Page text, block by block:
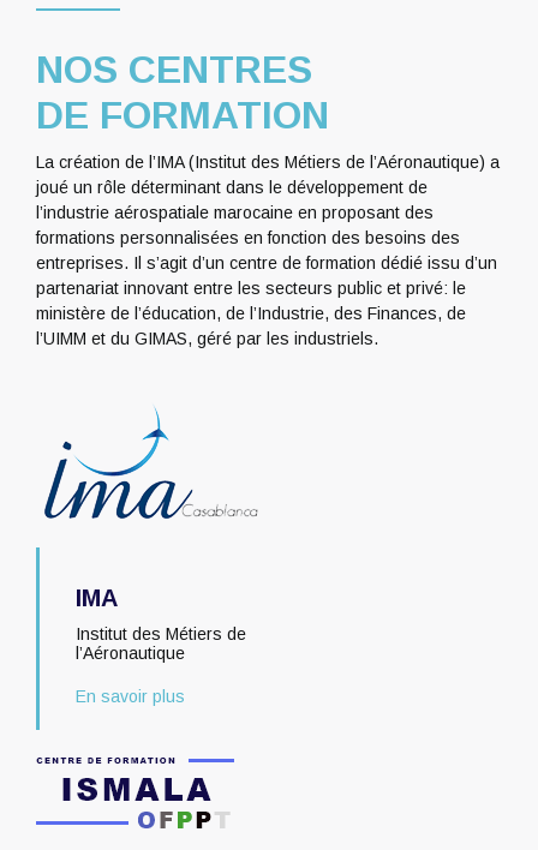
NOS CENTRES
DE FORMATION
La création de l’IMA (Institut des Métiers de l’Aéronautique) a
joué un rôle déterminant dans le développement de
l’industrie aérospatiale marocaine en proposant des
formations personnalisées en fonction des besoins des
entreprises. Il s’agit d’un centre de formation dédié issu d’un
partenariat innovant entre les secteurs public et privé: le
ministère de l’éducation, de l’Industrie, des Finances, de
l’UIMM et du GIMAS, géré par les industriels.
IMA
Institut des Métiers de
l’Aéronautique
En savoir plus